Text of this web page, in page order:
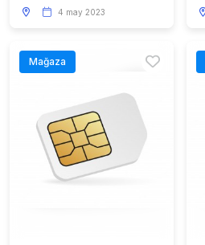
4 may 2023
Mağaza